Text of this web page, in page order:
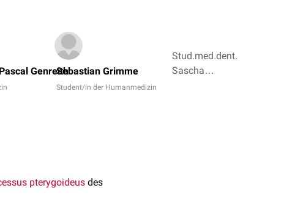
GenreithSebastian Grimme
Student/in der Humanmedizin
Stud.med.dent.
Sascha
pterygoideus des